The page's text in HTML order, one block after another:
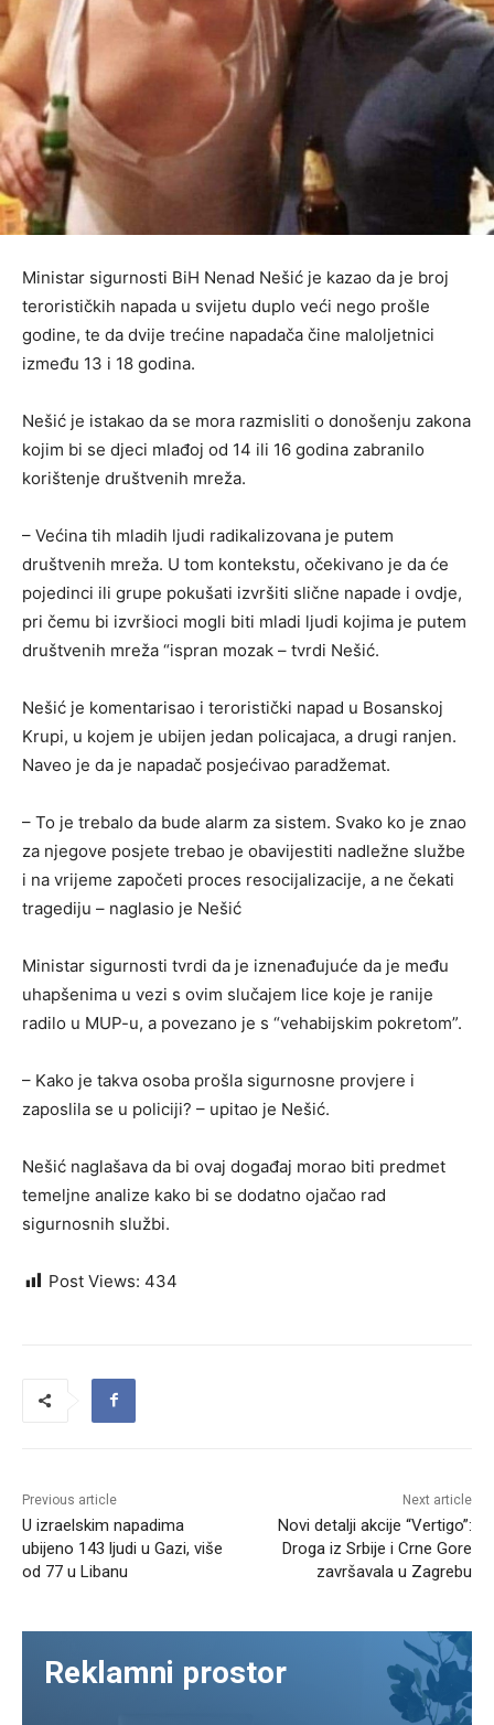
Ministar sigurnosti BiH Nenad Nešić je kazao da je broj
terorističkih napada u svijetu duplo veći nego prošle
godine, te da dvije trećine napadača čine maloljetnici
između 13 i 18 godina.
Nešić je istakao da se mora razmisliti o donošenju zakona
kojim bi se djeci mlađoj od 14 ili 16 godina zabranilo
korištenje društvenih mreža.
– Većina tih mladih ljudi radikalizovana je putem
društvenih mreža. U tom kontekstu, očekivano je da će
pojedinci ili grupe pokušati izvršiti slične napade i ovdje,
pri čemu bi izvršioci mogli biti mladi ljudi kojima je putem
društvenih mreža “ispran mozak – tvrdi Nešić.
Nešić je komentarisao i teroristički napad u Bosanskoj
Krupi, u kojem je ubijen jedan policajaca, a drugi ranjen.
Naveo je da je napadač posjećivao paradžemat.
– To je trebalo da bude alarm za sistem. Svako ko je znao
za njegove posjete trebao je obavijestiti nadležne službe
i na vrijeme započeti proces resocijalizacije, a ne čekati
tragediju – naglasio je Nešić
Ministar sigurnosti tvrdi da je iznenađujuće da je među
uhapšenima u vezi s ovim slučajem lice koje je ranije
radilo u MUP-u, a povezano je s “vehabijskim pokretom”.
– Kako je takva osoba prošla sigurnosne provjere i
zaposlila se u policiji? – upitao je Nešić.
Nešić naglašava da bi ovaj događaj morao biti predmet
temeljne analize kako bi se dodatno ojačao rad
sigurnosnih službi.
Post Views: 434
Previous article
U izraelskim napadima
ubijeno 143 ljudi u Gazi, više
od 77 u Libanu
Next article
Novi detalji akcije “Vertigo”:
Droga iz Srbije i Crne Gore
završavala u Zagrebu
Reklamni prostor